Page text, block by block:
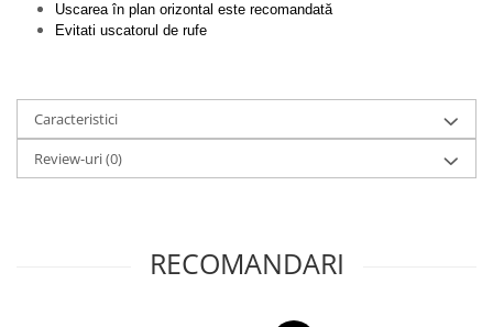
Uscarea în plan orizontal este recomandată
Evitati uscatorul de rufe
Caracteristici
Review-uri(0)
RECOMANDARI